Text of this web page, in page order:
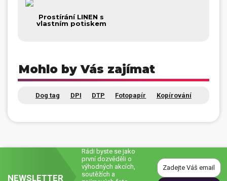
+420 516 770 521
Kontakty
Můj profil
Prostírání LINEN s
vlastním potiskem
Mohlo by Vás zajímat
Dog tag DPI DTP Fotopapír Kopírování
NEWSLETTER
Rádi byste se jako
první dozvěděli o
výhodných akcích,
soutěžích a